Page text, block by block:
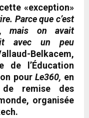
«exception»
Parce que c’est
mais on avait
avec un peu
Belkacem,
de l’Éducation
pourLe360, en
remise des
organisée